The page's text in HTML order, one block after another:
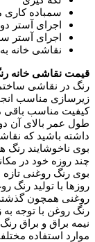
سمباده کاری
اجرای آستر
اجرای آستر
نقاشی خانه
قیمت نقاشی خانه
رنگ در نقاشی
زیرسازی مناسب
کیفیت مناسب باقی
طول عمر بالای آن دو
داشته باشید که
بوی ناخوشایند
چند روزه خود در
بوی رنگ روغنی
روزها با تولید
روغنی همچون
نیمه براق و براق
موارد استفاده